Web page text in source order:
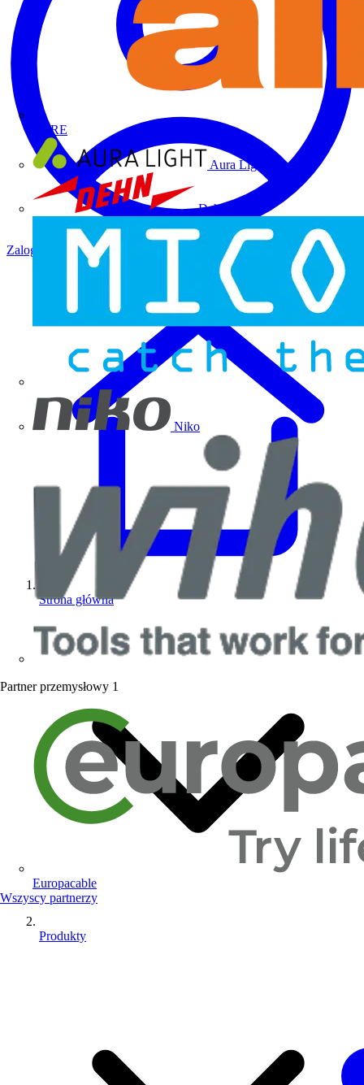
ALRE
Aura Light
Dehn
Niko
Partner przemysłowy 1
Europacable
Wszyscy partnerzy
Zaloguj się Zarejestruj się
Strona główna
Produkty